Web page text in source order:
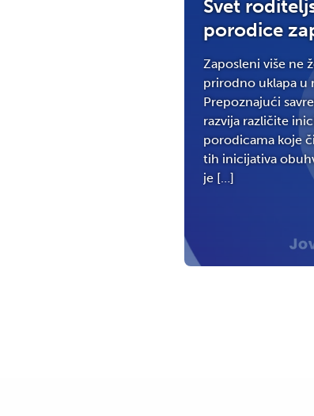
Svet
porodice
Zaposleni više ne
prirodno uklapa u
Prepoznajući
razvija različite
porodicama koje
tih inicijativa
je […]